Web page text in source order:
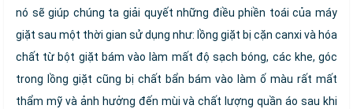
nó sẽ giúp chúng ta giải quyết những điều phiền toái của máy
giặt sau một thời gian sử dụng như: lồng giặt bị cặn canxi và hóa
chất từ bột giặt bám vào làm mất độ sạch bóng, các khe, góc
trong lồng giặt cũng bị chất bẩn bám vào làm ố màu rất mất
thẩm mỹ và ảnh hưởng đến mùi và chất lượng quần áo sau khi